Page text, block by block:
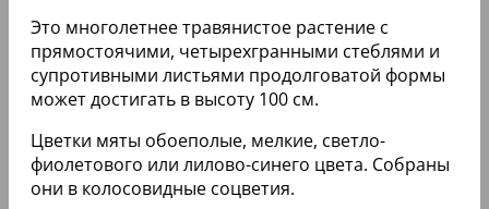
Это многолетнее травянистое растение с
прямостоячими, четырехгранными стеблями и
супротивными листьями продолговатой формы
может достигать в высоту 100 см.
Цветки мяты обоеполые, мелкие, светло-
фиолетового или лилово-синего цвета. Собраны
они в колосовидные соцветия.